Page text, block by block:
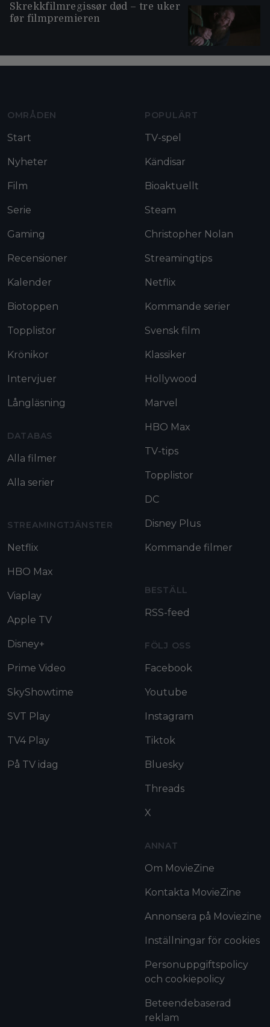
Skrekkfilmregissør død – tre uker
før filmpremieren
OMRÅDEN
Start
Nyheter
Film
Serie
Gaming
Recensioner
Kalender
Biotoppen
Topplistor
Krönikor
Intervjuer
Långläsning
DATABAS
Alla filmer
Alla serier
STREAMINGTJÄNSTER
Netflix
HBO Max
Viaplay
Apple TV
Disney+
Prime Video
SkyShowtime
SVT Play
TV4 Play
På TV idag
POPULÄRT
TV-spel
Kändisar
Bioaktuellt
Steam
Christopher Nolan
Streamingtips
Netflix
Kommande serier
Svensk film
Klassiker
Hollywood
Marvel
HBO Max
TV-tips
Topplistor
DC
Disney Plus
Kommande filmer
BESTÄLL
RSS-feed
FÖLJ OSS
Facebook
Youtube
Instagram
Tiktok
Bluesky
Threads
X
ANNAT
Om MovieZine
Kontakta MovieZine
Annonsera på Moviezine
Inställningar för cookies
Personuppgiftspolicy
och cookiepolicy
Beteendebaserad
reklam